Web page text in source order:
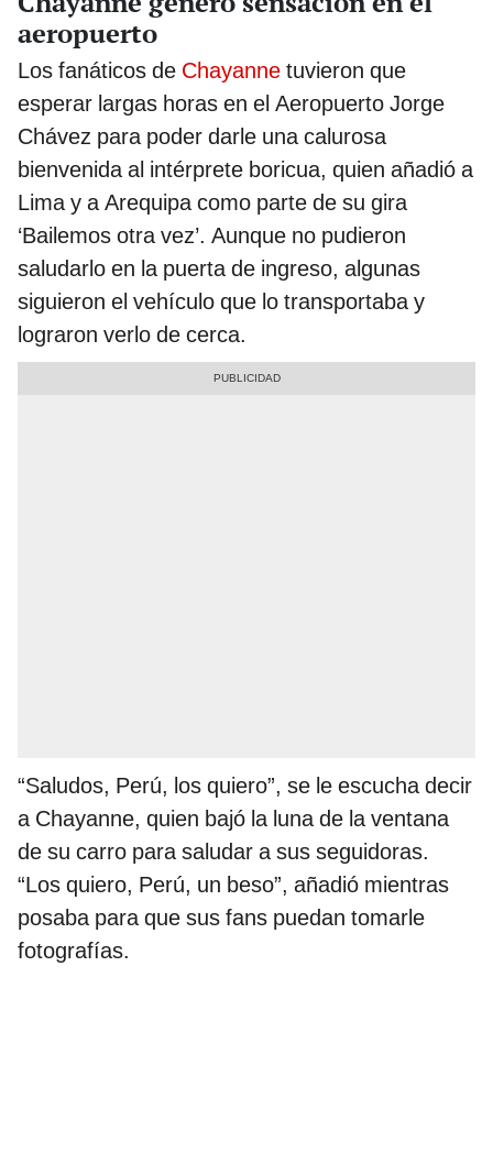
aeropuerto
Los fanáticos de Chayanne tuvieron que
esperar largas horas en el Aeropuerto Jorge
Chávez para poder darle una calurosa
bienvenida al intérprete boricua, quien añadió a
Lima y a Arequipa como parte de su gira
‘Bailemos otra vez’. Aunque no pudieron
saludarlo en la puerta de ingreso, algunas
siguieron el vehículo que lo transportaba y
lograron verlo de cerca.
“Saludos, Perú, los quiero”, se le escucha decir
a Chayanne, quien bajó la luna de la ventana
de su carro para saludar a sus seguidoras.
“Los quiero, Perú, un beso”, añadió mientras
posaba para que sus fans puedan tomarle
fotografías.